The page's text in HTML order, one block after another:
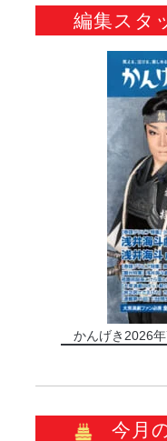
編集スタ
かんげき2026
今月